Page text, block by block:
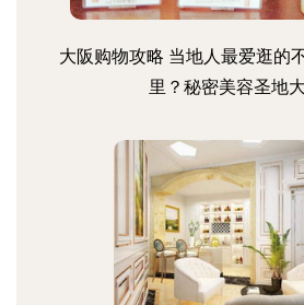
大阪购物攻略 当地人最爱逛的
里？秘密美容圣地